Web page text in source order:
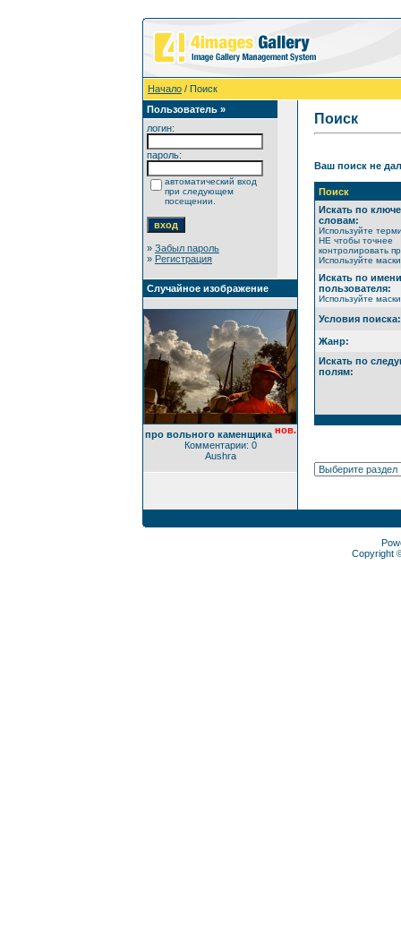
Начало / Поиск
Пользователь »
логин:
пароль:
автоматический вход
при следующем
посещении.
» Забыл пароль
» Регистрация
Случайное изображение
про вольного каменщика нов.
Комментарии: 0
Aushra
Поиск
Ваш поиск не дал
Поиск
Искать по
словам:
Используйте
НЕ чтобы точнее
контролировать
Используйте
Искать по имени
пользователя:
Используйте
Условия поиска:
Жанр:
Искать по
полям:
Copyright